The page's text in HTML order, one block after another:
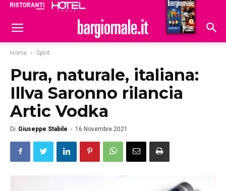
Hoteldomani
Home Spirit
Pura, naturale, italiana:
Illva Saronno rilancia
Artic Vodka
Di Giuseppe Stabile - 16 Novembre 2021